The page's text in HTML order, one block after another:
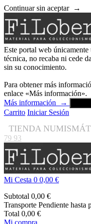
Continuar sin aceptar →
Este portal web
técnica, no recaba ni cede
sin su conocimiento.
Para obtener más
enlace «Más información».
Más información
→
Carrito Iniciar Sesión
TIENDA
79 93
Mi Cesta 0 0,00 €
Subtotal 0,00 €
Transporte Pendiente hasta
Total 0,00 €
Mi compra